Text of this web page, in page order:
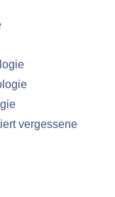
vergessene